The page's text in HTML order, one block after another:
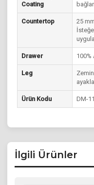
Coating
Countertop
25
Drawer 100%
Leg
Ürün Kodu DM-
İlgili Ürünler